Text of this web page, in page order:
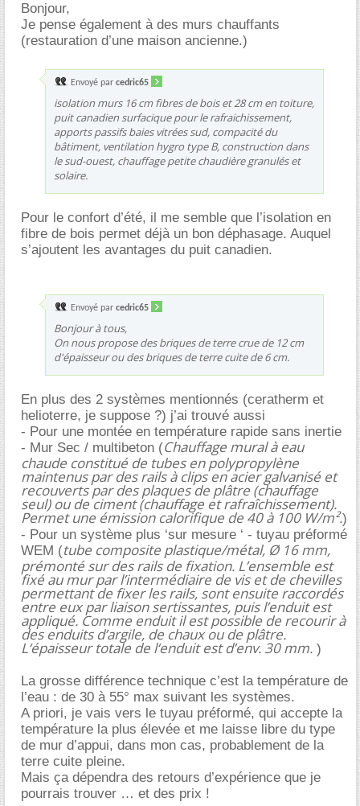
Bonjour,
Je pense également à des murs chauffants
(restauration d’une maison ancienne.)
Envoyé par cedric65
isolation murs 16 cm fibres de bois et 28 cm en toiture,
puit canadien surfacique pour le rafraichissement,
apports passifs baies vitrées sud, compacité du
bâtiment, ventilation hygro type B, construction dans
le sud-ouest, chauffage petite chaudière granulés et
solaire.
Pour le confort d’été, il me semble que l’isolation en
fibre de bois permet déjà un bon déphasage. Auquel
s’ajoutent les avantages du puit canadien.
Envoyé par cedric65
Bonjour à tous,
On nous propose des briques de terre crue de 12 cm
d'épaisseur ou des briques de terre cuite de 6 cm.
En plus des 2 systèmes mentionnés (ceratherm et
helioterre, je suppose ?) j’ai trouvé aussi
- Pour une montée en température rapide sans inertie
- Mur Sec / multibeton (Chauffage mural à eau
chaude constitué de tubes en polypropylène
maintenus par des rails à clips en acier galvanisé et
recouverts par des plaques de plâtre (chauffage
seul) ou de ciment (chauffage et rafraîchissement).
Permet une émission calorifique de 40 à 100 W/m².)
- Pour un système plus ‘sur mesure ‘ - tuyau préformé
WEM (tube composite plastique/métal, Ø 16 mm,
prémonté sur des rails de fixation. L’ensemble est
fixé au mur par l’intermédiaire de vis et de chevilles
permettant de fixer les rails, sont ensuite raccordés
entre eux par liaison sertissantes, puis l’enduit est
appliqué. Comme enduit il est possible de recourir à
des enduits d’argile, de chaux ou de plâtre.
L‘épaisseur totale de l‘enduit est d’env. 30 mm. )
La grosse différence technique c’est la température de
l’eau : de 30 à 55° max suivant les systèmes.
A priori, je vais vers le tuyau préformé, qui accepte la
température la plus élevée et me laisse libre du type
de mur d’appui, dans mon cas, probablement de la
terre cuite pleine.
Mais ça dépendra des retours d’expérience que je
pourrais trouver … et des prix !